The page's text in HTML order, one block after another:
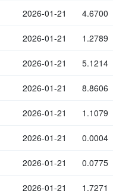
2026-01-21 4.6700
2026-01-21 1.2789
2026-01-21 5.1214
2026-01-21 8.8606
2026-01-21 1.1079
2026-01-21 0.0004
2026-01-21 0.0775
2026-01-21 1.7271